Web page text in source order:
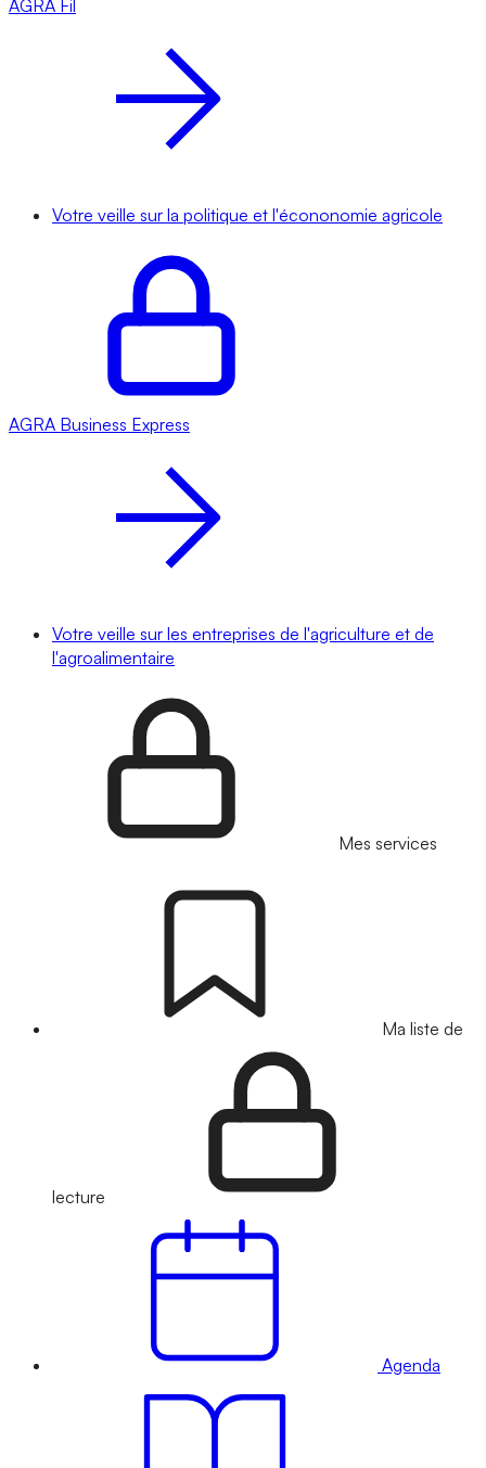
AGRA Fil
Votre veille sur la politique et l'écononomie agricole
AGRA Business Express
Votre veille sur les entreprises de l'agriculture et de
l'agroalimentaire
Mes services
Ma liste de
lecture
Agenda